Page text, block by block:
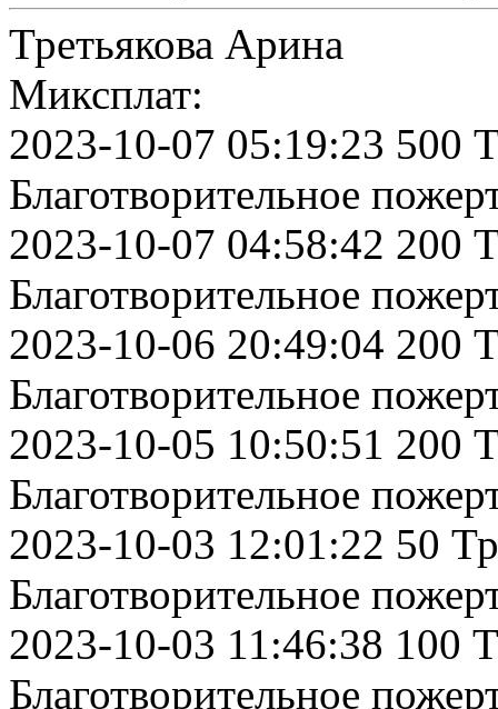
Третьякова Арина
Миксплат:
2023-10-07 05:19:23 500
Благотворительное
2023-10-07 04:58:42 200
Благотворительное
2023-10-06 20:49:04 200
Благотворительное
2023-10-05 10:50:51 200
Благотворительное
2023-10-03 12:01:22 50
Благотворительное
2023-10-03 11:46:38 100
Благотворительное